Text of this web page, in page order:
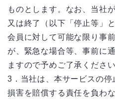
ものとします。なお、当社
又は終了（以下「停止等」
会員に対して可能な限り事
が、緊急な場合等、事前に
ますので予めご了承ください
3．当社は、本サービスの
損害を賠償する責任を負わ